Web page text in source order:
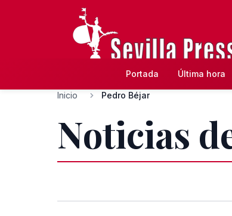
Portada Última hora
Inicio Pedro Béjar
Noticias